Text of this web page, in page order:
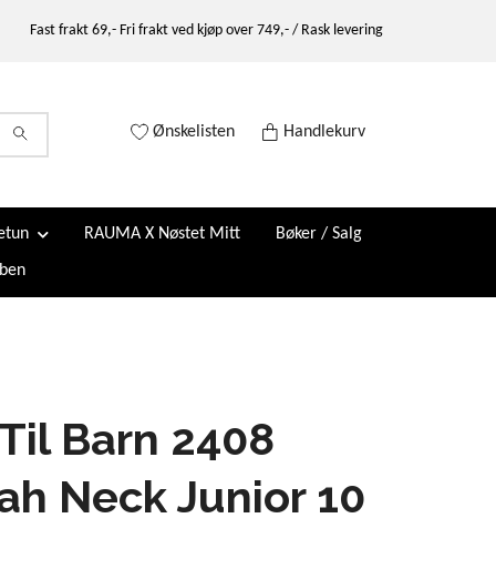
Fast frakt 69,- Fri frakt ved kjøp over 749,- / Rask levering
Ønskelisten Handlekurv
RAUMA X Nøstet Mitt Bøker / Salg
Barn 2408
Neck Junior 10